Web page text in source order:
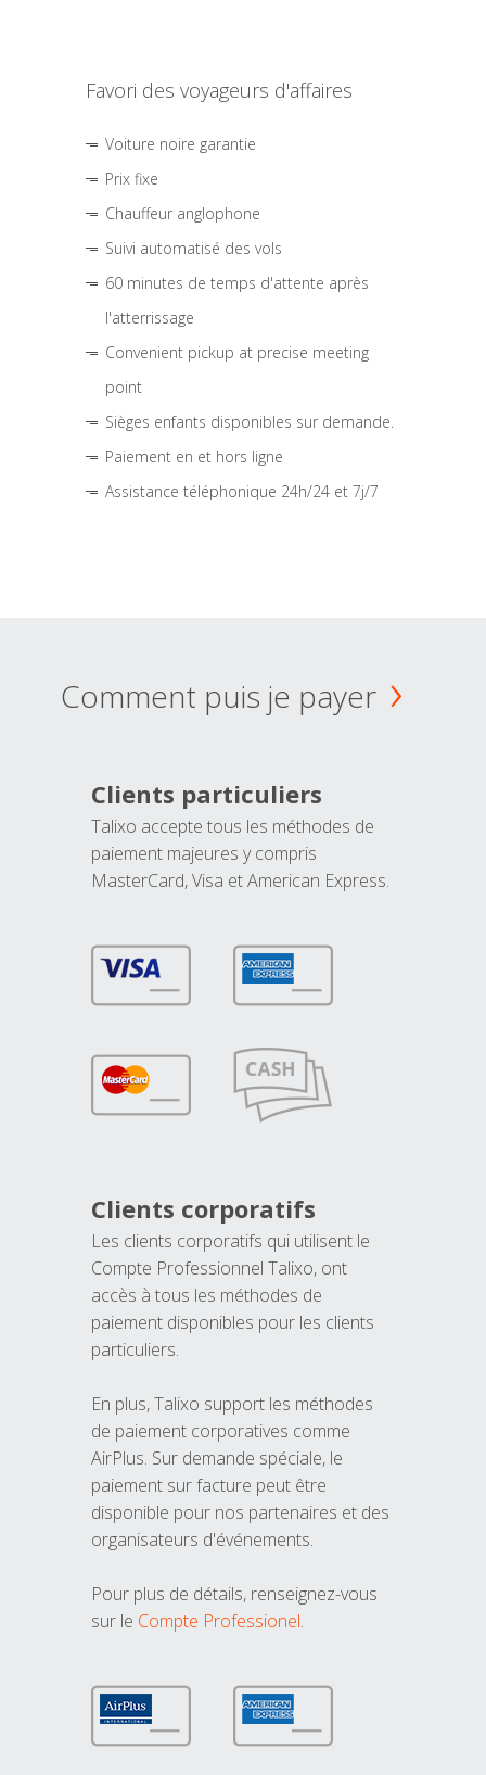
Favori des voyageurs d'affaires
Voiture noire garantie
Prix fixe
Chauffeur anglophone
Suivi automatisé des vols
60 minutes de temps d'attente après
l'atterrissage
Convenient pickup at precise meeting
point
Sièges enfants disponibles sur demande.
Paiement en et hors ligne
Assistance téléphonique 24h/24 et 7j/7
Comment puis je payer
Clients particuliers
Talixo accepte tous les méthodes de
paiement majeures y compris
MasterCard, Visa et American Express.
Clients corporatifs
Les clients corporatifs qui utilisent le
Compte Professionnel Talixo, ont
accès à tous les méthodes de
paiement disponibles pour les clients
particuliers.
En plus, Talixo support les méthodes
de paiement corporatives comme
AirPlus. Sur demande spéciale, le
paiement sur facture peut être
disponible pour nos partenaires et des
organisateurs d'événements.
Pour plus de détails, renseignez-vous
sur le Compte Professionel.